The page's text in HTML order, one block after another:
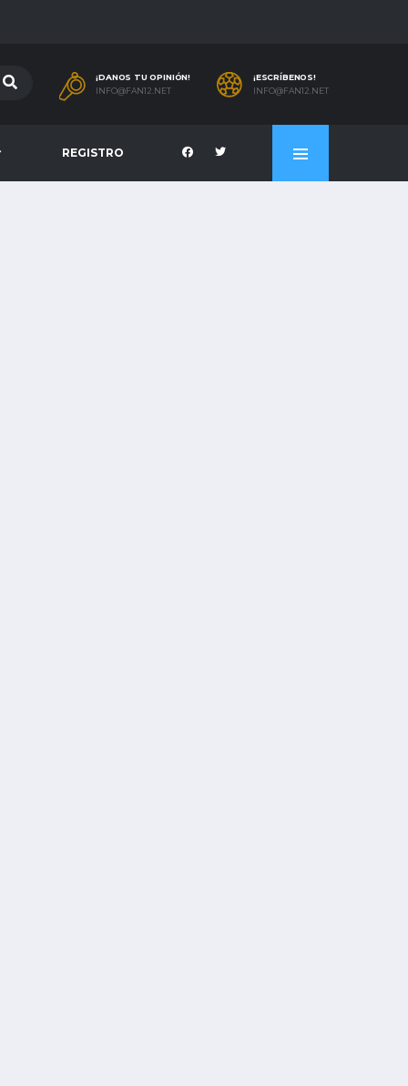
¡DANOS TU OPINIÓN!
INFO@FAN12.NET
¡ESCRÍBENOS!
INFO@FAN12.NET
REGISTRO